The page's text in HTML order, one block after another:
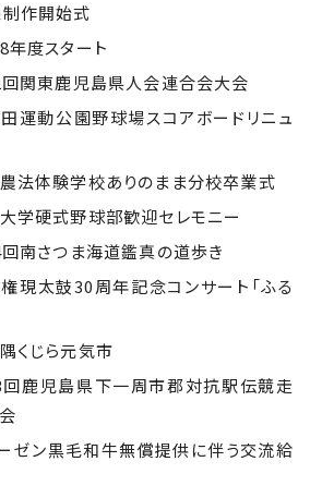
作開始式
度スタート
関東鹿児島県人会連合会大会
動公園野球場スコアボードリニュ
体験学校ありのまま分校卒業式
硬式野球部歓迎セレモニー
南さつま海道鑑真の道歩き
太鼓30周年記念コンサート「ふる
じら元気市
鹿児島県下一周市郡対抗駅伝競走
ン黒毛和牛無償提供に伴う交流給